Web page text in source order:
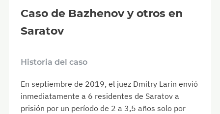
Caso de Bazhenov y otros en
Saratov
Historia del caso
En septiembre de 2019, el juez Dmitry Larin envió
inmediatamente a 6 residentes de Saratov a
prisión por un período de 2 a 3,5 años solo por